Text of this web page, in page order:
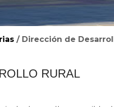
/ Dirección de
RURAL